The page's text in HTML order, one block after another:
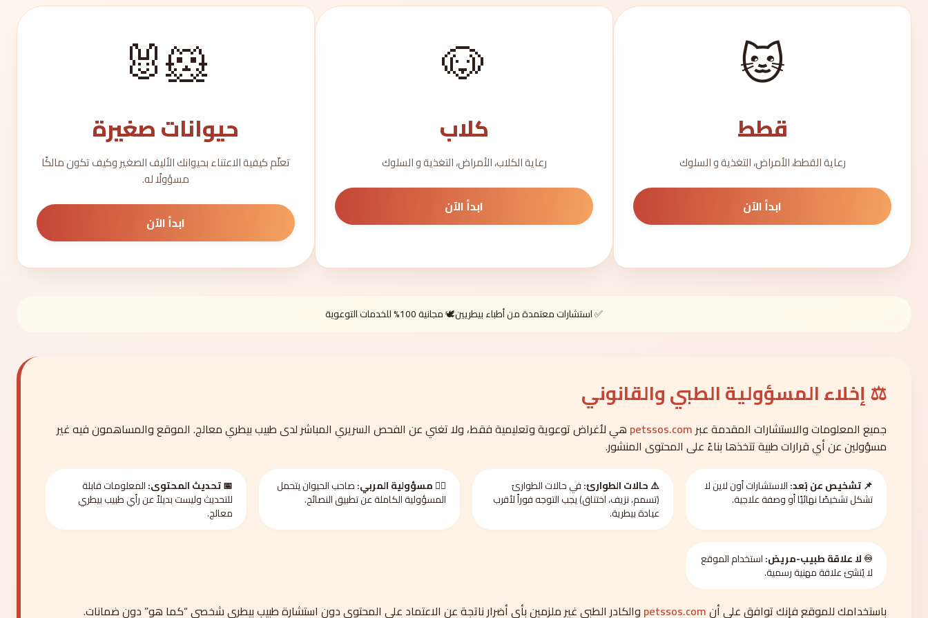
🐱
قطط
رعاية القطط، الأمراض، التغذية و السلوك
ابدأ الآن
🐶
كلاب
رعاية الكلاب، الأمراض، التغذية و السلوك
ابدأ الآن
🐹🐰
حيوانات صغيرة
تعلّم كيفية الاعتناء بحيوانك الأليف الصغير وكيف تكون مالكًا
مسؤولًا له.
ابدأ الآن
✅ استشارات معتمدة من أطباء بيطريين🕊️ مجانية 100% للخدمات التوعوية
⚖️ إخلاء المسؤولية الطبي والقانوني
جميع المعلومات والاستشارات المقدمة عبرpetssos.com هي لأغراض توعوية وتعليمية فقط، ولا تغني عن الفحص السريري المباشر لدى طبيب بيطري معالج. الموقع والمساهمون فيه غير
مسؤولين عن أي قرارات طبية تتخذها بناءً على المحتوى المنشور.
📌 تشخيص عن بُعد:الاستشارات أون لاين لا
تشكل تشخيصًا نهائيًا أو وصفة علاجية.
⚠️ حالات الطوارئ:في حالات الطوارئ
(تسمم، نزيف، اختناق) يجب التوجه فوراً لأقرب
عيادة بيطرية.
🧑‍⚕️ مسؤولية المربي:صاحب الحيوان يتحمل
المسؤولية الكاملة عن تطبيق النصائح.
📅 تحديث المحتوى:المعلومات قابلة
للتحديث وليست بديلاً عن رأي طبيب بيطري
معالج.
♾️ لا علاقة طبيب-مريض:استخدام الموقع
لا يُنشئ علاقة مهنية رسمية.
باستخدامك للموقع فإنك توافق على أنpetssos.com والكادر الطبي غير ملزمين بأي أضرار ناتجة عن الاعتماد على المحتوى دون استشارة طبيب بيطري شخصي “كما هو” دون ضمانات.